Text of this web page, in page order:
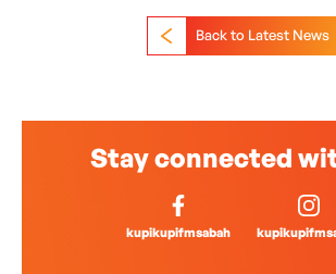
Back to Latest News
Stay connected
kupikupifmsabah